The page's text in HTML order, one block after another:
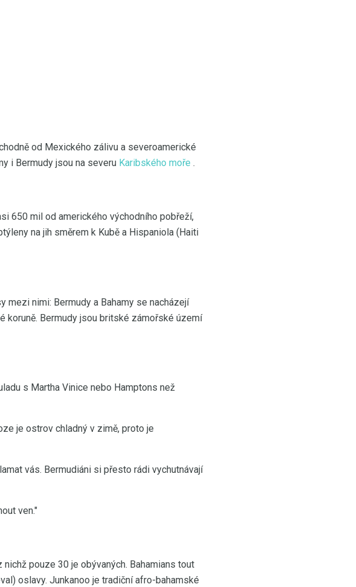
od Mexického zálivu a severoamerické
i Bermudy jsou na severu Karibského moře .
650 mil od amerického východního pobřeží,
na jih směrem k Kubě a Hispaniola (Haiti
mezi nimi: Bermudy a Bahamy se nacházejí
koruně. Bermudy jsou britské zámořské území
s Martha Vinice nebo Hamptons než
je ostrov chladný v zimě, proto je
vás. Bermudiáni si přesto rádi vychutnávají
ven."
pouze 30 je obývaných. Bahamians tout
oslavy. Junkanoo je tradiční afro-bahamské